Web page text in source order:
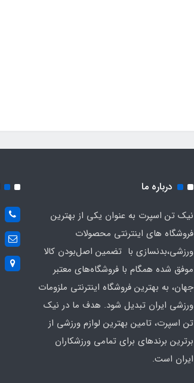
درباره ما
نیک تن اسپرت به عنوان یکی از بهترین
فروشگاه های اینترنتی محصولات
ورزشی،بدنسازی با تضمین اصل‌بودن کالا
موفق شده همگام با فروشگاه‌های معتبر
جهان، به بهترین فروشگاه اینترنتی ملزومات
ورزشی ایران تبدیل شود. هدف ما در نیک
تن اسپرت، تامین بهترین لوازم ورزشی از
برترین برندهای برای تمامی ورزشکاران
ایران است.